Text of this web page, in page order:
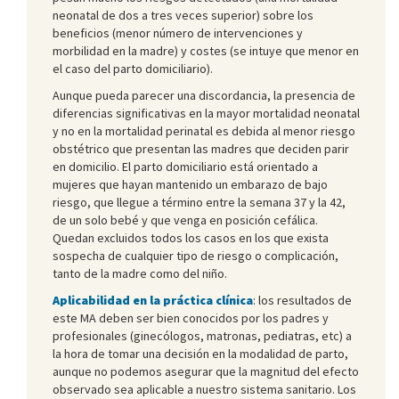
neonatal de dos a tres veces superior) sobre los
beneficios (menor número de intervenciones y
morbilidad en la madre) y costes (se intuye que menor en
el caso del parto domiciliario).
Aunque pueda parecer una discordancia, la presencia de
diferencias significativas en la mayor mortalidad neonatal
y no en la mortalidad perinatal es debida al menor riesgo
obstétrico que presentan las madres que deciden parir
en domicilio. El parto domiciliario está orientado a
mujeres que hayan mantenido un embarazo de bajo
riesgo, que llegue a término entre la semana 37 y la 42,
de un solo bebé y que venga en posición cefálica.
Quedan excluidos todos los casos en los que exista
sospecha de cualquier tipo de riesgo o complicación,
tanto de la madre como del niño.
Aplicabilidad en la práctica clínica: los resultados de
este MA deben ser bien conocidos por los padres y
profesionales (ginecólogos, matronas, pediatras, etc) a
la hora de tomar una decisión en la modalidad de parto,
aunque no podemos asegurar que la magnitud del efecto
observado sea aplicable a nuestro sistema sanitario. Los